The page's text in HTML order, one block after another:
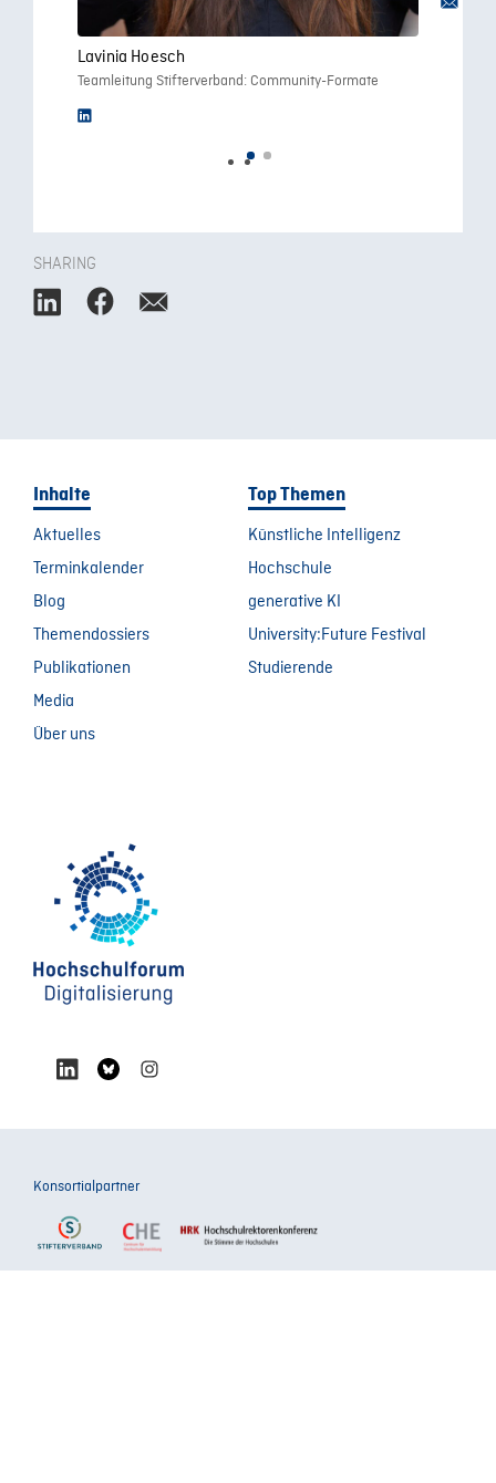
Lavinia Hoesch
Teamleitung Stifterverband: Community-Formate
SHARING
Inhalte
Aktuelles
Terminkalender
Blog
Themendossiers
Publikationen
Media
Über uns
Top Themen
Künstliche Intelligenz
Hochschule
generative KI
University:Future Festival
Studierende
Konsortialpartner